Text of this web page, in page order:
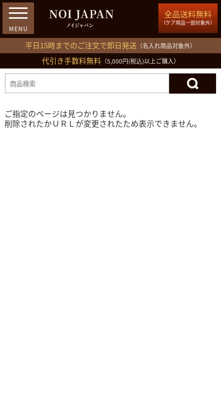
全品送料無料
（ケア用品一部対象外）
平日15時までのご注文で即日発送 （名入れ商品対象外）
代引き手数料無料（5,000円(税込)以上ご購入）
03-5809-1212
ログイン 会員登録 買い物カゴ
ご指定のページは見つかりません。
削除されたかＵＲＬが変更されたため表示できません。